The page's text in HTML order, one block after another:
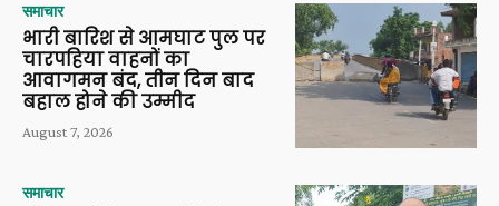
समाचार
भारी बारिश से आमघाट पुल पर
चारपहिया वाहनों का
आवागमन बंद, तीन दिन बाद
बहाल होने की उम्मीद
August 7, 2026
समाचार